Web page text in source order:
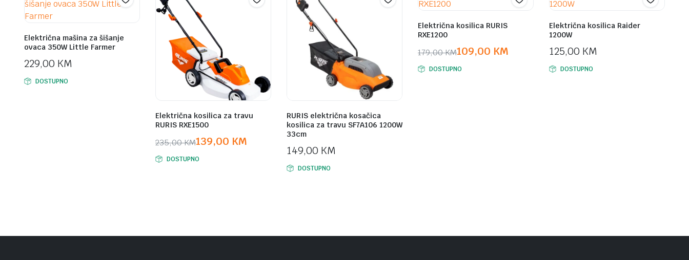
Električna mašina za šišanje
ovaca 350W Little Farmer
229,00 KM
DOSTUPNO
Električna kosilica za travu
RURIS RXE1500
235,00KM
Original
price
139,00 KM
Current
price
DOSTUPNO
RURIS električna kosačica
kosilica za travu SF7A106 1200W
33cm
149,00 KM
DOSTUPNO
Električna kosilica RURIS
RXE1200
179,00KM
Original
price
109,00 KM
Current
price
DOSTUPNO
Električna kosilica Raider
1200W
125,00 KM
DOSTUPNO